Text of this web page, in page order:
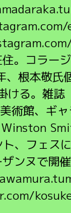
。コラー
根本敬氏
ける。雑
術館、ギ
、フェス
ンヌで開